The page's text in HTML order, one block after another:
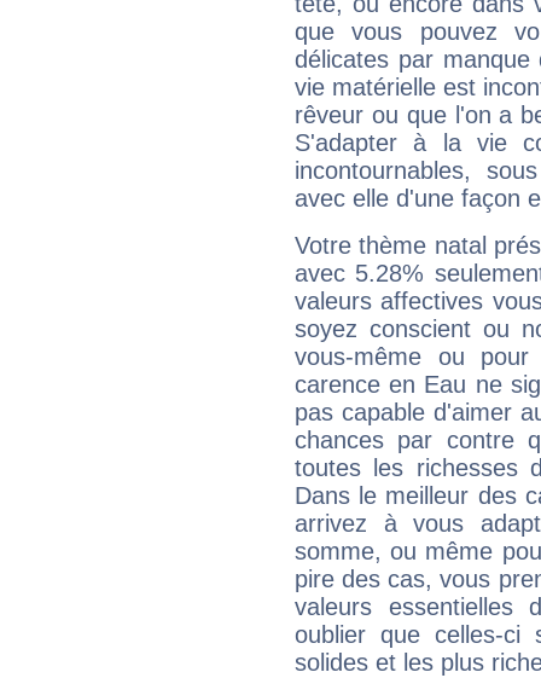
que vous pouvez
délicates par
vie matérielle est
rêveur ou que l'on a
S'adapter à la vie
incontournables,
avec elle d'une façon
Votre thème natal
avec 5.28%
valeurs affectives
soyez conscient ou
vous-même ou
carence en Eau ne
pas capable d'aimer
chances par contre
toutes les richesses
Dans le meilleur des
arrivez à vous
somme, ou même
pire des cas, vous
valeurs
oublier que celles-
solides et les plus